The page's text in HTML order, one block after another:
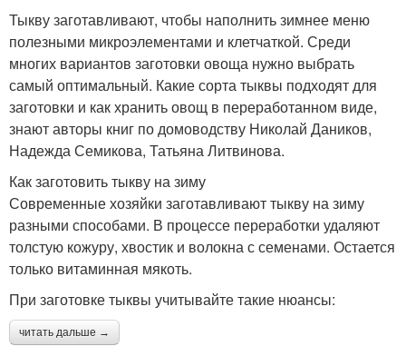
Тыкву заготавливают, чтобы наполнить зимнее меню
полезными микроэлементами и клетчаткой. Среди
многих вариантов заготовки овоща нужно выбрать
самый оптимальный. Какие сорта тыквы подходят для
заготовки и как хранить овощ в переработанном виде,
знают авторы книг по домоводству Николай Даников,
Надежда Семикова, Татьяна Литвинова.
Как заготовить тыкву на зиму
Современные хозяйки заготавливают тыкву на зиму
разными способами. В процессе переработки удаляют
толстую кожуру, хвостик и волокна с семенами. Остается
только витаминная мякоть.
При заготовке тыквы учитывайте такие нюансы:
читать дальше →